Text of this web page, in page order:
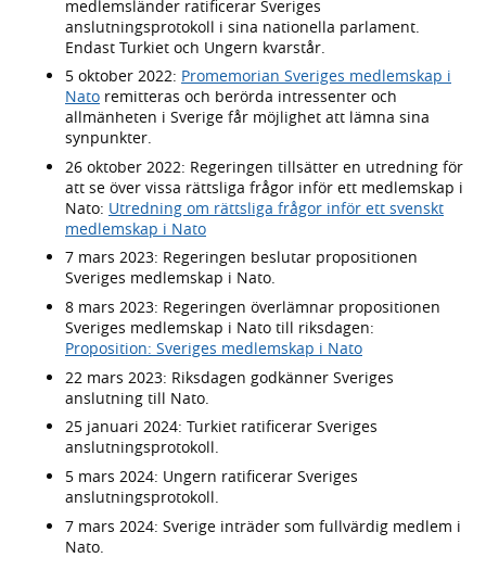
medlemsländer ratificerar Sveriges
anslutningsprotokoll i sina nationella parlament.
Endast Turkiet och Ungern kvarstår.
5 oktober 2022: Promemorian Sveriges medlemskap i
Nato remitteras och berörda intressenter och
allmänheten i Sverige får möjlighet att lämna sina
synpunkter.
26 oktober 2022: Regeringen tillsätter en utredning för
att se över vissa rättsliga frågor inför ett medlemskap i
Nato: Utredning om rättsliga frågor inför ett svenskt
medlemskap i Nato
7 mars 2023: Regeringen beslutar propositionen
Sveriges medlemskap i Nato.
8 mars 2023: Regeringen överlämnar propositionen
Sveriges medlemskap i Nato till riksdagen:
Proposition: Sveriges medlemskap i Nato
22 mars 2023: Riksdagen godkänner Sveriges
anslutning till Nato.
25 januari 2024: Turkiet ratificerar Sveriges
anslutningsprotokoll.
5 mars 2024: Ungern ratificerar Sveriges
anslutningsprotokoll.
7 mars 2024: Sverige inträder som fullvärdig medlem i
Nato.